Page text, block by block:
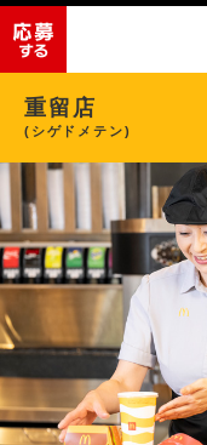
重留店
(シゲドメテン)